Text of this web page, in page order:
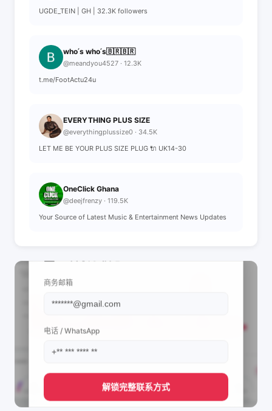
UGDE_TEIN | GH | 32.3K followers
who ́s who ́s🇧🇷🇧🇷
@meandyou4527 · 12.3K
t.me/FootActu24u
EVERYTHING PLUS SIZE
@everythingplussize0 · 34.5K
LET ME BE YOUR PLUS SIZE PLUG 🔌 UK14-30
OneClick Ghana
@deejfrenzy · 119.5K
Your Source of Latest Music & Entertainment News Updates
商务邮箱
电话 / WhatsApp
解锁完整联系方式